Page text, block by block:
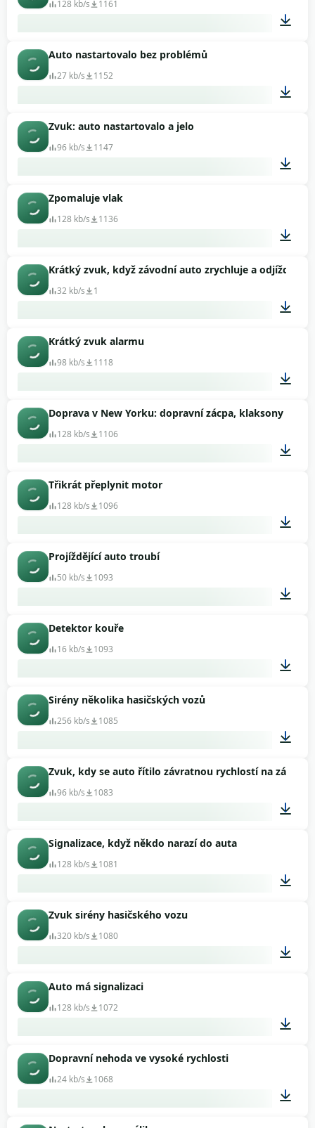
128 kb/s 1161
Auto nastartovalo bez problémů
27 kb/s 1152
Zvuk: auto nastartovalo a jelo
96 kb/s 1147
Zpomaluje vlak
128 kb/s 1136
00:17
Krátký zvuk, když závodní auto zrychluje a odjíždí
32 kb/s 1
Krátký zvuk alarmu
98 kb/s 1118
00:04
Doprava v New Yorku: dopravní zácpa, klaksony
128 kb/s 1106
Třikrát přeplynit motor
128 kb/s 1096
Projíždějící auto troubí
50 kb/s 1093
Detektor kouře
16 kb/s 1093
Sirény několika hasičských vozů
256 kb/s 1085
00:21
Zvuk, kdy se auto řítilo závratnou rychlostí na závodě
96 kb/s 1083
Signalizace, když někdo narazí do auta
128 kb/s 1081
Zvuk sirény hasičského vozu
320 kb/s 1080
Auto má signalizaci
128 kb/s 1072
Dopravní nehoda ve vysoké rychlosti
24 kb/s 1068